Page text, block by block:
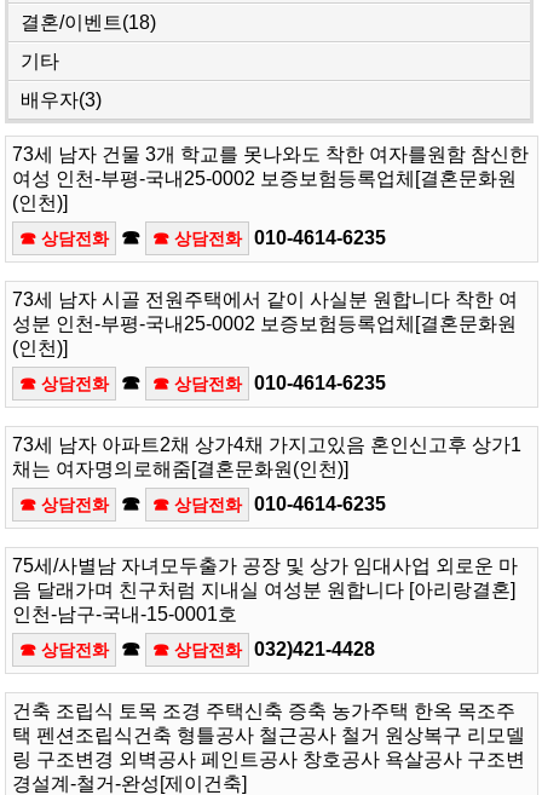
결혼/이벤트(18)
기타
배우자(3)
73세 남자 건물 3개 학교를 못나와도 착한 여자를원함 참신한
여성 인천-부평-국내25-0002 보증보험등록업체[결혼문화원
(인천)]
☎ 상담전화 ☎ ☎ 상담전화 010-4614-6235
73세 남자 시골 전원주택에서 같이 사실분 원합니다 착한 여
성분 인천-부평-국내25-0002 보증보험등록업체[결혼문화원
(인천)]
☎ 상담전화 ☎ ☎ 상담전화 010-4614-6235
73세 남자 아파트2채 상가4채 가지고있음 혼인신고후 상가1
채는 여자명의로해줌[결혼문화원(인천)]
☎ 상담전화 ☎ ☎ 상담전화 010-4614-6235
75세/사별남 자녀모두출가 공장 및 상가 임대사업 외로운 마
음 달래가며 친구처럼 지내실 여성분 원합니다 [아리랑결혼]
인천-남구-국내-15-0001호
☎ 상담전화 ☎ ☎ 상담전화 032)421-4428
건축 조립식 토목 조경 주택신축 증축 농가주택 한옥 목조주
택 펜션조립식건축 형틀공사 철근공사 철거 원상복구 리모델
링 구조변경 외벽공사 페인트공사 창호공사 욕살공사 구조변
경설계-철거-완성[제이건축]